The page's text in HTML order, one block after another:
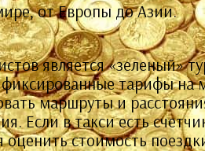
от Европы до Азии.
является «зеленый»
тарифы на
маршруты и
Если в такси есть
стоимость